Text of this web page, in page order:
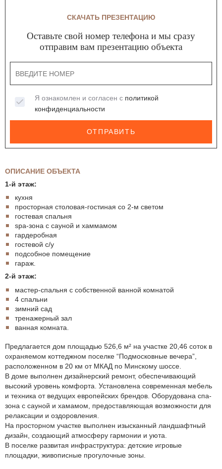
ОПИСАНИЕ ОБЪЕКТА
1-й этаж:
кухня
просторная столовая-гостиная со 2-м светом
гостевая спальня
spa-зона с сауной и хаммамом
гардеробная
гостевой с/у
подсобное помещение
гараж.
2-й этаж:
мастер-спальня с собственной ванной комнатой
4 спальни
зимний сад
тренажерный зал
ванная комната.
Предлагается дом площадью 526,6 м² на участке 20,46 соток в
охраняемом коттеджном поселке “Подмосковные вечера”,
расположенном в 20 км от МКАД по Минскому шоссе.
В доме выполнен дизайнерский ремонт, обеспечивающий
высокий уровень комфорта. Установлена современная мебель
и техника от ведущих европейских брендов. Оборудована спа-
зона с сауной и хамамом, предоставляющая возможности для
релаксации и оздоровления.
На просторном участке выполнен изысканный ландшафтный
дизайн, создающий атмосферу гармонии и уюта.
В поселке развитая инфраструктура: детские игровые
площадки, живописные прогулочные зоны.
СКАЧАТЬ ПРЕЗЕНТАЦИЮ
Оставьте свой номер телефона и мы сразу
отправим вам презентацию объекта
Я ознакомлен и согласен с политикой
конфиденциальности
ОТПРАВИТЬ